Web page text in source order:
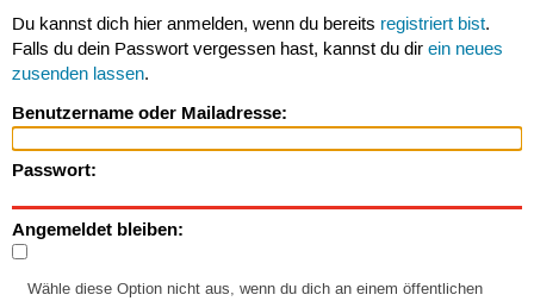
Du kannst dich hier anmelden, wenn du bereits registriert bist.
Falls du dein Passwort vergessen hast, kannst du dir ein neues
zusenden lassen.
Benutzername oder Mailadresse:
Passwort:
Angemeldet bleiben:
Wähle diese Option nicht aus, wenn du dich an einem öffentlichen